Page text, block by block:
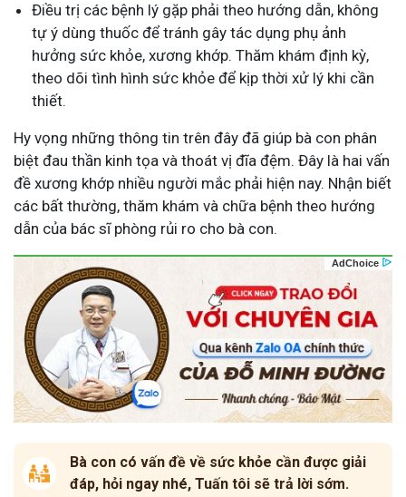
Điều trị các bệnh lý gặp phải theo hướng dẫn, không
tự ý dùng thuốc để tránh gây tác dụng phụ ảnh
hưởng sức khỏe, xương khớp. Thăm khám định kỳ,
theo dõi tình hình sức khỏe để kịp thời xử lý khi cần
thiết.
Hy vọng những thông tin trên đây đã giúp bà con phân
biệt đau thần kinh tọa và thoát vị đĩa đệm. Đây là hai vấn
đề xương khớp nhiều người mắc phải hiện nay. Nhận biết
các bất thường, thăm khám và chữa bệnh theo hướng
dẫn của bác sĩ phòng rủi ro cho bà con.
Bà con có vấn đề về sức khỏe cần được giải
đáp, hỏi ngay nhé, Tuấn tôi sẽ trả lời sớm.